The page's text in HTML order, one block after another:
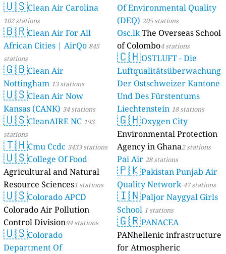
🇺🇸Clean Air Carolina
102 stations
🇧🇷Clean Air For All
African Cities | AirQo 845
stations
🇬🇧Clean Air
Nottingham 13 stations
🇺🇸Clean Air Now
Kansas (CANK) 34 stations
🇺🇸CleanAIRE NC 193
stations
🇹🇭Cmu Ccdc 3433 stations
🇺🇸College Of Food
Agricultural and Natural
Resource Sciences1 stations
🇺🇸Colorado APCD
Colorado Air Pollution
Control Division94 stations
🇺🇸Colorado
Department Of
Of Environmental Quality
(DEQ) 205 stations
Osc.lkThe Overseas School
of Colombo4 stations
🇨🇭OSTLUFT - Die
Luftqualitätsüberwachung
Der Ostschweizer Kantone
Und Des Fürstentums
Liechtenstein 18 stations
🇬🇭Oxygen City
Environmental Protection
Agency in Ghana2 stations
Pai Air 28 stations
🇵🇰Pakistan Punjab Air
Quality Network 47 stations
🇮🇳Paljor Naygyal Girls
School 1 stations
🇬🇷PANACEA
PANhellenic infrastructure
for Atmospheric